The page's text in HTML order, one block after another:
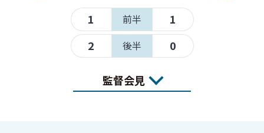
1 前半
1
2
後半 0
監督会見